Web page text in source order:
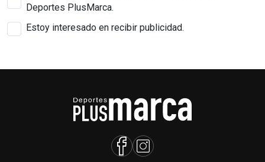
Deportes PlusMarca.
Estoy interesado en recibir publicidad.